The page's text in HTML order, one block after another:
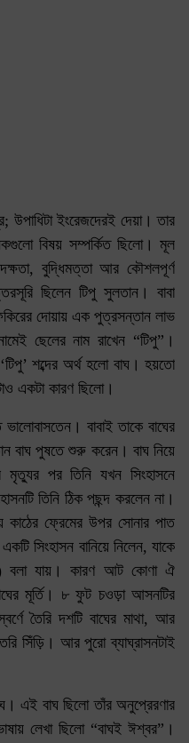
ইংরেজদেরই দেয়া। তার
বিষয় সম্পর্কিত ছিলো। মূল
বুদ্ধিমত্তা আর কৌশলপূর্ণ
ছিলেন টিপু সুলতান। বাবা
ফকিরের দোয়ায় এক পুত্রসন্তান লাভ
ছেলের নাম রাখেন “টিপু”।
শব্দের অর্থ হলো বাঘ। হয়তো
একটা কারণ ছিলো।
বাবাই তাকে বাঘের
বাঘ পুষতে শুরু করেন। বাঘ নিয়ে
মৃত্যুর পর তিনি যখন সিংহাসনে
তিনি ঠিক পছন্দ করলেন না।
কাঠের ফ্রেমের উপর সোনার পাত
সিংহাসন বানিয়ে নিলেন, যাকে
বলা যায়। কারণ আট কোণা ঐ
মূর্তি। ৮ ফুট চওড়া আসনটির
তৈরি দশটি বাঘের মাথা, আর
সিঁড়ি। আর পুরো ব্যাঘ্রাসনটাই
এই বাঘ ছিলো তাঁর অনুপ্রেরণার
লেখা ছিলো “বাঘই ঈশ্বর”।